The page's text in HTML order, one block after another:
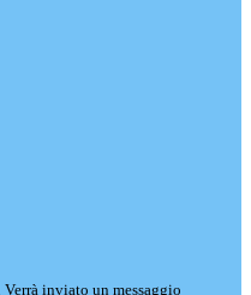
Verrà inviato un messaggio